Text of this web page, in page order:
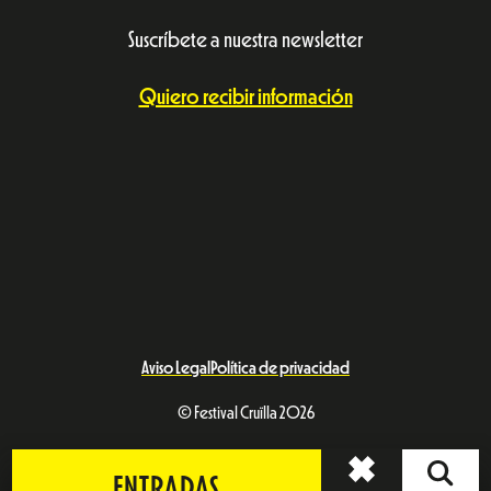
Suscríbete a nuestra newsletter
Quiero recibir información
Aviso Legal Política de privacidad
© Festival Cruïlla 2026